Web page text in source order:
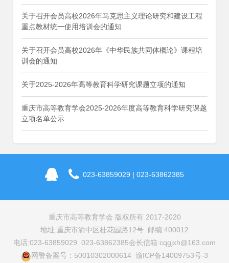
关于召开会员高校2026年马克思主义理论研究和建设工程
重点教材统一使用培训会的通知
关于召开会员高校2026年《中华民族共同体概论》课程培
训会的通知
关于2025-2026年高等教育科学研究课题立项的通知
重庆市高等教育学会2025-2026年度高等教育科学研究课题
立项名单公示
023-63859029 | 023-63862385
重庆市高等教育学会 版权所有 2017-2020
地址:重庆市渝中区桂花园路12号 邮编:400012
电话:023-63859029 023-63862385会长信箱:cqgjxh@163.com
网警备案号：50010302000614 渝ICP备14009753号-3